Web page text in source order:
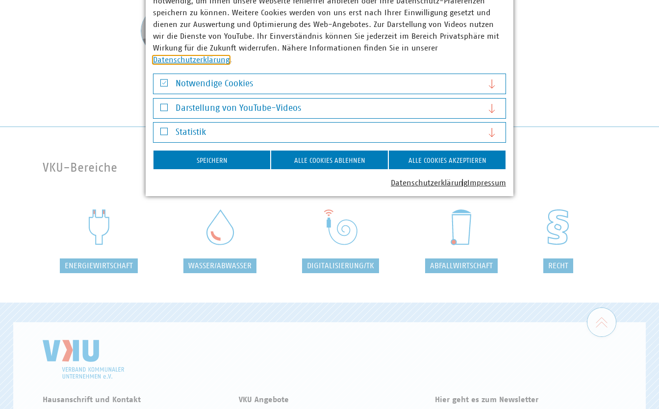
Dipl. Kfm. André Ludwig
Geschäftsführer
+49 361 789299-25
ludwig(at)vku(dot)de
VKU-Bereiche
ENERGIEWIRTSCHAFT WASSER/ABWASSER DIGITALISIERUNG/TK ABFALLWIRTSCHAFT RECHT
Zum
Hausanschrift und Kontakt VKU Angebote Hier geht es zum Newsletter
speichern zu können. Weitere Cookies werden von uns erst nach Ihrer Einwilligung gesetzt und
dienen zur Auswertung und Optimierung des Web-Angebotes. Zur Darstellung von Videos nutzen
wir die Dienste von YouTube. Ihr Einverständnis können Sie jederzeit im Bereich Privatsphäre mit
Wirkung für die Zukunft widerrufen. Nähere Informationen finden Sie in unserer
Datenschutzerklärung.
Notwendige Cookies
Notwendige Cookies
Darstellung von YouTube-Videos
Darstellung von YouTube-Videos
Statistik
Statistik
SPEICHERN ALLE COOKIES ABLEHNEN ALLE COOKIES AKZEPTIEREN
Datenschutzerklärung Impressum